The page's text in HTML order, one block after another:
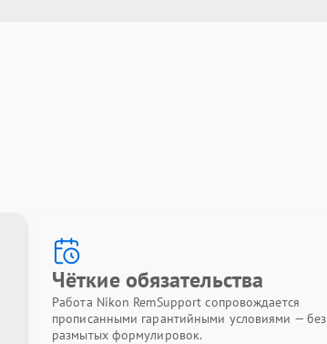
Чёткие обязательства
Работа Nikon RemSupport сопровождается
прописанными гарантийными условиями — без
размытых формулировок.